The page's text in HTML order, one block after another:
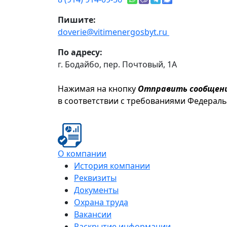
Пишите:
doverie@vitimenergosbyt.ru
По адресу:
г. Бодайбо, пер. Почтовый, 1А
Нажимая на кнопку Отправить
в соответствии с требованиями
О компании
История компании
Реквизиты
Документы
Охрана труда
Вакансии